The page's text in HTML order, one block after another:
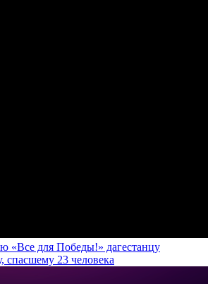
«Все для Победы!» дагестанцу
23 человека